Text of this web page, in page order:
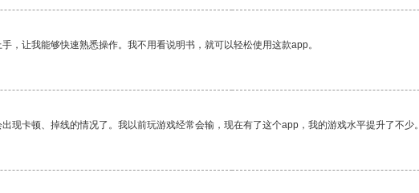
，让我能够快速熟悉操作。我不用看说明书，就可以轻松使用这款app。
现卡顿、掉线的情况了。我以前玩游戏经常会输，现在有了这个app，我的游戏水平提升了不少。